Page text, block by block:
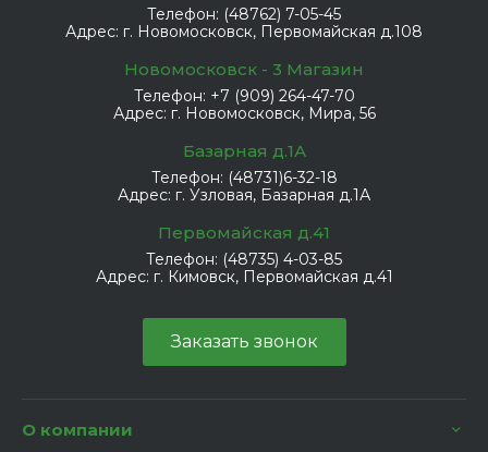
Телефон: (48762) 7-05-45
Адрес: г. Новомосковск, Первомайская д.108
Новомосковск - 3 Магазин
Телефон: +7 (909) 264-47-70
Адрес: г. Новомосковск, Мира, 56
Базарная д.1А
Телефон: (48731)6-32-18
Адрес: г. Узловая, Базарная д.1А
Первомайская д.41
Телефон: (48735) 4-03-85
Адрес: г. Кимовск, Первомайская д.41
Заказать звонок
О компании